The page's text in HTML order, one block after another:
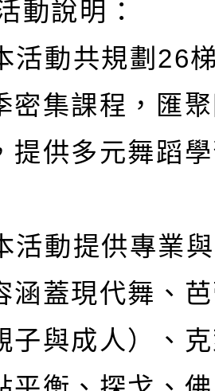
說明：
動共規劃26
密集課程，匯
提供多元舞蹈
動提供專業與
涵蓋現代舞、
子與成人）、